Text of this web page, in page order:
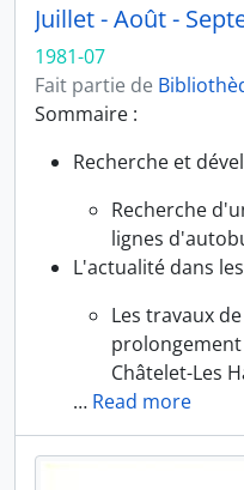
Juillet - Août -
1981-07
Fait partie de
Sommaire :
Recherche et
Recherche
lignes
L'actualité dans
Les travaux
prolongement
Châtelet-Les
… Read more